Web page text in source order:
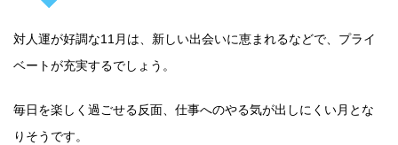
対人運が好調な11月は、新しい出会いに恵まれるなどで、プライ
ベートが充実するでしょう。
毎日を楽しく過ごせる反面、仕事へのやる気が出しにくい月とな
りそうです。